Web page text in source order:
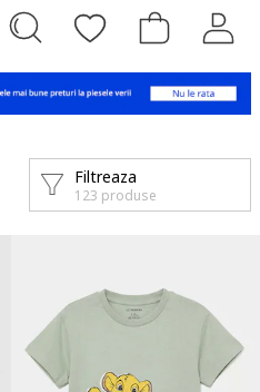
Filtreaza
123 produse